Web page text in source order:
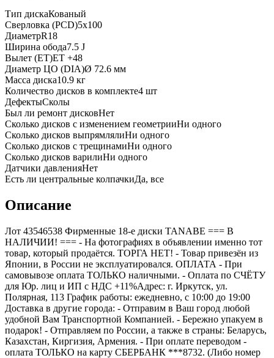
Тип дискаКованый
Сверловка (PCD)5x100
ДиаметрR18
Ширина обода7.5 J
Вылет (ET)ET +48
Диаметр ЦО (DIA)Ø 72.6 мм
Масса диска10.9 кг
Количество дисков в комплекте4 шт
ДефектыСколы
Был ли ремонт дисковНет
Сколько дисков с изменением геометрииНи одного
Сколько дисков выпрямлялиНи одного
Сколько дисков с трещинамиНи одного
Сколько дисков варилиНи одного
Датчики давленияНет
Есть ли центральные колпачкиДа, все
Описание
Лот 43546538 Фирменные 18-е диски TANABE === B
НАЛИЧИИ! === - На фотографиях в объявлении именно тот
товар, который продаётся. ТОРГА НЕТ! - Товар привезён из
Японии, в России не эксплуатировался. ОПЛАТА - При
самовывозе оплата ТОЛЬКО наличными. - Оплата по СЧЁТУ
для Юр. лиц и ИП с НДС +11%Адрес: г. Иркутск, ул.
Полярная, 113 График работы: ежедневно, с 10:00 до 19:00
Доставка в другие города: - Отправим в Ваш город любой
удобной Вам Транспортной Компанией. - Бережно упакуем в
подарок! - Отправляем по России, а также в страны: Беларусь,
Казахстан, Киргизия, Армения. - При оплате переводом -
оплата ТОЛЬКО на карту СБЕРБАНК ***8732. (Либо номер